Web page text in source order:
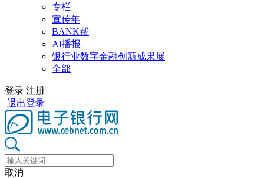
专栏
宣传年
BANK帮
AI播报
银行业数字金融创新成果展
全部
登录 注册
退出登录
取消